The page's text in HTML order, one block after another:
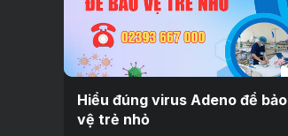
Hiểu đúng virus Adeno để bảo
vệ trẻ nhỏ